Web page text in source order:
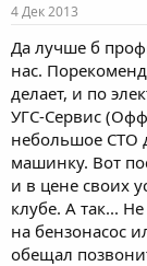
4 Дек 2013
Да лучше б
нас.
делает, и по
УГС-Сервис
небольшое СТО
машинку. Вот
и в цене своих
клубе. А так...
на бензонасос
обещал